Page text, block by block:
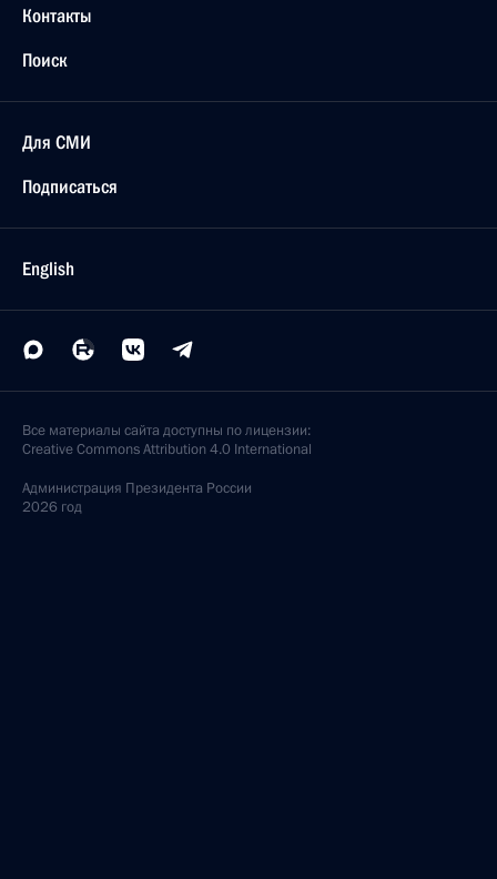
Контакты
Поиск
Для СМИ
Подписаться
English
Все материалы сайта доступны по лицензии:
Creative Commons Attribution 4.0 International
Администрация Президента России
2026 год